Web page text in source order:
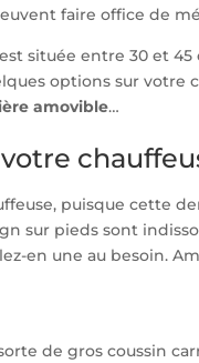
faire office de
située entre 30 et
options sur
amovible…
puisque cette
sur pieds sont
en une au besoin.
de gros coussin